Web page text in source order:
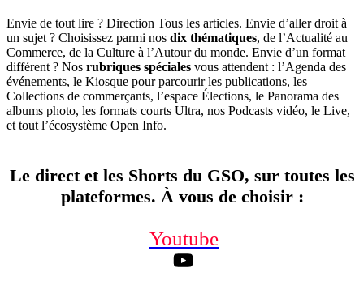
Envie de tout lire ? Direction Tous les articles. Envie d’aller droit à
un sujet ? Choisissez parmi nos dix thématiques, de l’Actualité au
Commerce, de la Culture à l’Autour du monde. Envie d’un format
différent ? Nos rubriques spéciales vous attendent : l’Agenda des
événements, le Kiosque pour parcourir les publications, les
Collections de commerçants, l’espace Élections, le Panorama des
albums photo, les formats courts Ultra, nos Podcasts vidéo, le Live,
et tout l’écosystème Open Info.
Le direct et les Shorts du GSO, sur toutes les
plateformes. À vous de choisir:
Youtube